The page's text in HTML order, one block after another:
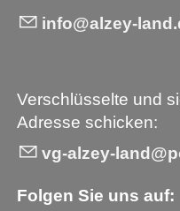
info@alzey-
Verschlüsselte und
Adresse schicken:
vg-alzey-
Folgen Sie uns auf: